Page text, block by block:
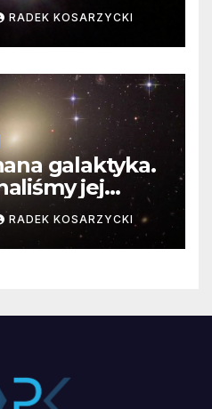
RADEK KOSARZYCKI
galaktyka.
jej
RADEK KOSARZYCKI